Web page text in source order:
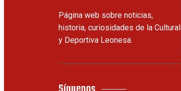
Página web sobre noticias,
historia, curiosidades de la Cultural
y Deportiva Leonesa.